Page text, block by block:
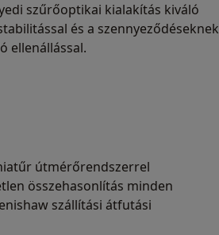
szűrőoptikai kialakítás kiváló
és a szennyeződéseknek
ellenállással.
útmérőrendszerrel
összehasonlítás minden
szállítási átfutási